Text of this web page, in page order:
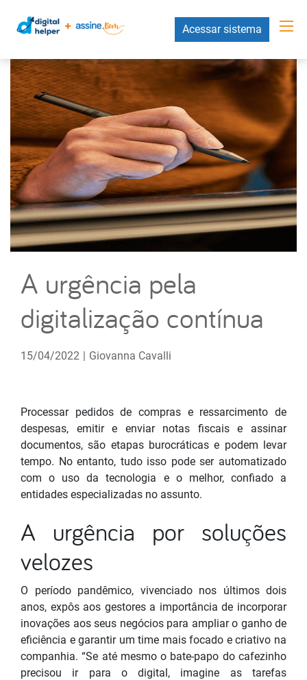
Acessar sistema
A urgência pela
digitalização contínua
15/04/2022 | Giovanna Cavalli
Processar pedidos de compras e ressarcimento de
despesas, emitir e enviar notas fiscais e assinar
documentos, são etapas burocráticas e podem levar
tempo. No entanto, tudo isso pode ser automatizado
com o uso da tecnologia e o melhor, confiado a
entidades especializadas no assunto.
A urgência por soluções
velozes
O período pandêmico, vivenciado nos últimos dois
anos, expôs aos gestores a importância de incorporar
inovações aos seus negócios para ampliar o ganho de
eficiência e garantir um time mais focado e criativo na
companhia. “Se até mesmo o bate-papo do cafezinho
precisou ir para o digital, imagine as tarefas